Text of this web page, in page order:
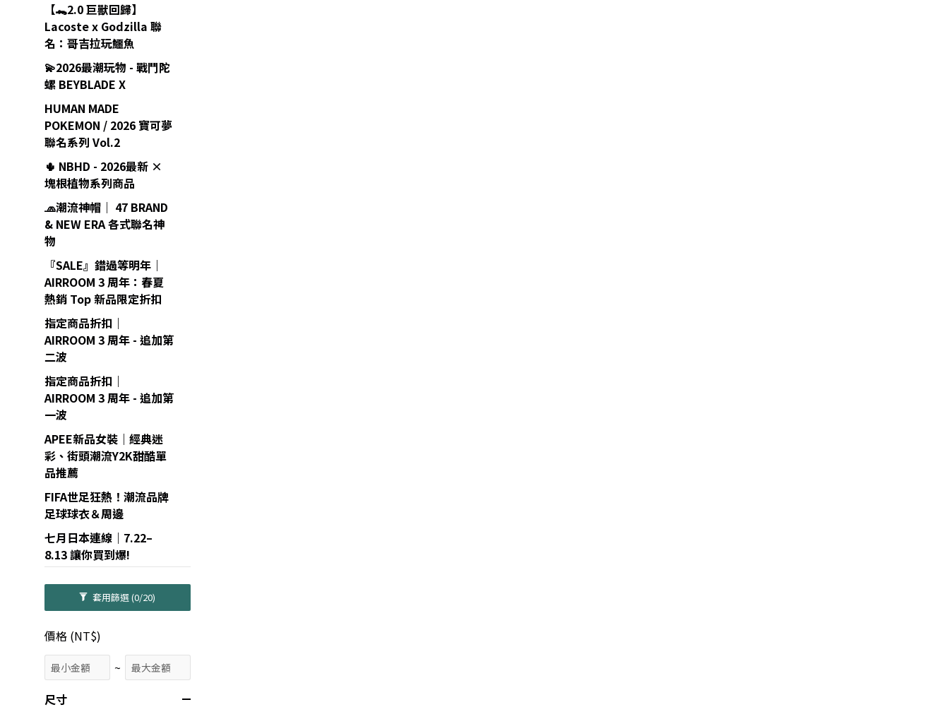
【🐊2.0 巨獸回歸】
Lacoste x Godzilla 聯
名：哥吉拉玩鱷魚
💫2026最潮玩物 - 戰鬥陀
螺 BEYBLADE X
HUMAN MADE
POKEMON / 2026 寶可夢
聯名系列 Vol.2
🌵 NBHD - 2026最新 ×
塊根植物系列商品
🧢潮流神帽｜ 47 BRAND
& NEW ERA 各式聯名神
物
『SALE』錯過等明年｜
AIRROOM 3 周年：春夏
熱銷 Top 新品限定折扣
指定商品折扣｜
AIRROOM 3 周年 - 追加第
二波
指定商品折扣｜
AIRROOM 3 周年 - 追加第
一波
APEE新品女裝｜經典迷
彩、街頭潮流Y2K甜酷單
品推薦
FIFA世足狂熱！潮流品牌
足球球衣＆周邊
七月日本連線｜7.22–
8.13 讓你買到爆!
套用篩選(0/20)
價格 (NT$)
~
尺寸